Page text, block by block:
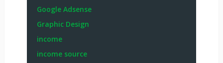
Google Adsense
Graphic Design
income
income source